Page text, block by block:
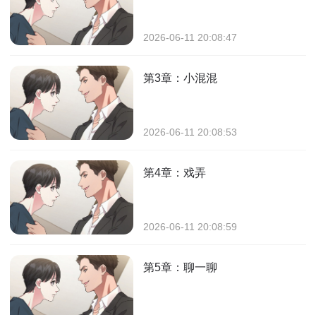
2026-06-11 20:08:47
第3章：小混混
2026-06-11 20:08:53
第4章：戏弄
2026-06-11 20:08:59
第5章：聊一聊